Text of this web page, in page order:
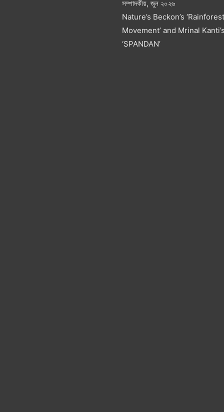
সম্পাদকীয়, জুন ২০২৬
Nature’s Beckon’s ‘Rainforest
Movement’ and Mrinal
‘SPANDAN’